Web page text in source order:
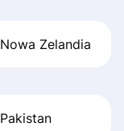
Nowa Zelandia
Pakistan